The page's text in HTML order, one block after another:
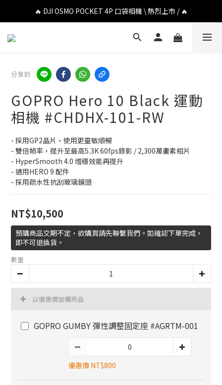
🔥 DJI OSMO POCKET 4P 口袋相機 \ 熱烈上市 / 🔥
🔥 DJI OSMO POCKET 4P 口袋相機 \ 熱烈上市 / 🔥
🔥 Insta360 Luna Ultra 雲台相機 \ 熱烈上市 / 🔥
🔥 DJI OSMO POCKET 4P 口袋相機 \ 熱烈上市 / 🔥
分享到
GOPRO Hero 10 Black 運動
相機 #CHDHX-101-RW
- 採用GP2晶片，使用更靈敏順暢
- 雙倍幀率，提升至最高5.3K 60fps錄影 / 2,300萬畫素相片
- HyperSmooth 4.0 增穩效能再提升
- 通用HERO 9 配件
- 採用疏水性抗刮玻璃鏡頭
NT$10,500
預購商品交期不定，欲購買請先聯繫我們。如確認下單完成，
即不可退換貨。
數量
以優惠價加購商品
GOPRO GUMBY 彈性調整固定座 #AGRTM-001
優惠價 NT$800